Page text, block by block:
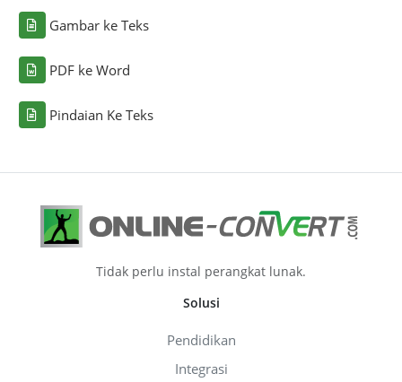
Gambar ke Teks
PDF ke Word
Pindaian Ke Teks
Tidak perlu instal perangkat lunak.
Solusi
Pendidikan
Integrasi